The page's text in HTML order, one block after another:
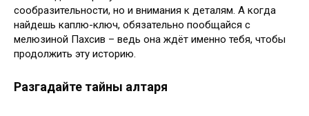
сообразительности, но и внимания к деталям. А когда
найдешь каплю-ключ, обязательно пообщайся с
мелюзиной Пахсив – ведь она ждёт именно тебя, чтобы
продолжить эту историю.
Разгадайте тайны алтаря